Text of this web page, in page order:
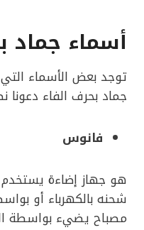
أسماء جماد
توجد بعض الأسماء
جماد بحرف الفاء دعونا
فانوس
هو جهاز إضاءة
شحنه بالكهرباء أو
مصباح يضيء بواسطة